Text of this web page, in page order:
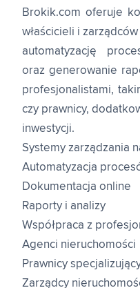
Brokik.com oferuje
właścicieli i
automatyzację
oraz generowanie
profesjonalistami,
czy prawnicy,
inwestycji.
Systemy zarządzania
Automatyzacja
Dokumentacja online
Raporty i analizy
Współpraca z
Agenci nieruchomości
Prawnicy
Zarządcy